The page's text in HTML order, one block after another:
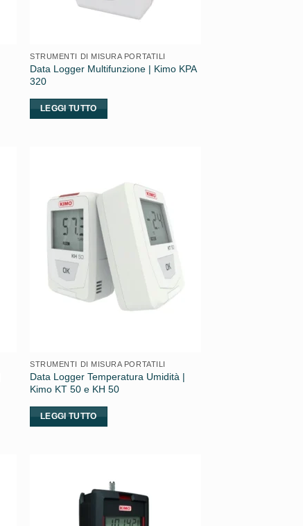
STRUMENTI DI MISURA PORTATILI
Data Logger Multifunzione | Kimo KPA
320
LEGGI TUTTO
STRUMENTI DI MISURA PORTATILI
Data Logger Temperatura Umidità |
Kimo KT 50 e KH 50
LEGGI TUTTO